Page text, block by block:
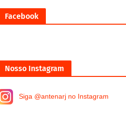
Facebook
Nosso Instagram
Siga @antenarj no Instagram